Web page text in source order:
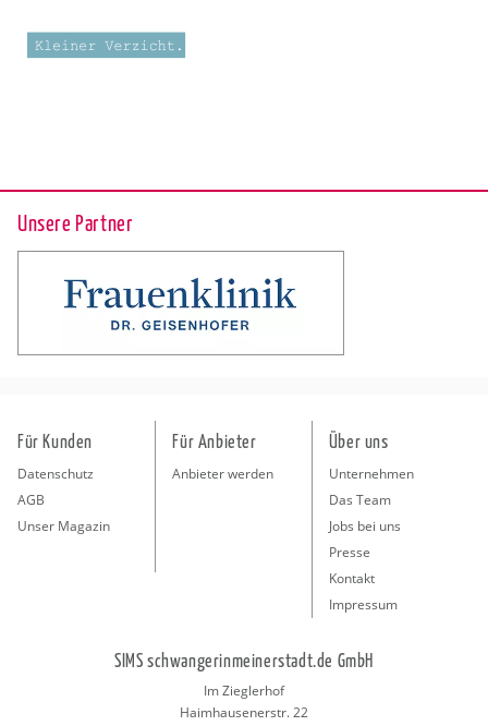
Unsere Partner
Für Kunden
Datenschutz
AGB
Unser Magazin
Für Anbieter
Anbieter werden
Über uns
Unternehmen
Das Team
Jobs bei uns
Presse
Kontakt
Impressum
SIMS schwangerinmeinerstadt.de GmbH
Im Zieglerhof
Haimhausenerstr. 22